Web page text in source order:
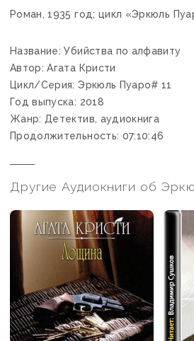
Роман, 1935 год; цикл «Эркюль
Название: Убийства по алфавиту
Автор: Агата Кристи
Цикл/Серия: Эркюль Пуаро# 11
Год выпуска: 2018
Жанр: Детектив, аудиокнига
Продолжительность: 07:10:46
Другие Аудиокниги об